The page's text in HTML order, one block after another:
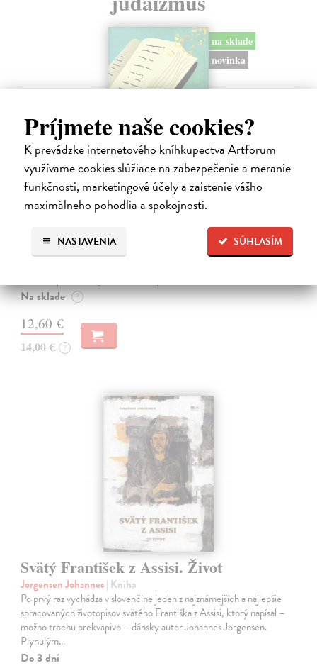
Príjmete naše cookies?
K prevádzke internetového kníhkupectva Artforum
využívame cookies slúžiace na zabezpečenie a meranie
funkčnosti, marketingové účely a zaistenie vášho
maximálneho pohodlia a spokojnosti.
SÚHLASÍM
NASTAVENIA
na sklade
novinka
Rabín sa rozpráva s Ježišom
Neusner Jacob| Kniha
Autor knihy sa v duchu stáva v Galilei poslucháčom Ježišovej Reči na
Na sklade ?
12,60 €
14,00 € ?
Svätý František z Assisi. Život
Jorgensen Johannes| Kniha
Po prvý raz vychádza v slovenčine jeden z najznámejších a najlepšie
spracovaných životopisov svätého Františka z Assisi, ktorý napísal –
možno trochu prekvapivo – dánsky autor Johannes Jorgensen.
Plynulým…
Do 3 dní